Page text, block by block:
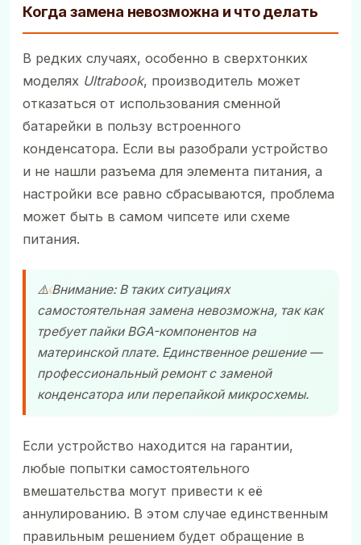
Когда замена невозможна и что делать
В редких случаях, особенно в сверхтонких
моделях Ultrabook, производитель может
отказаться от использования сменной
батарейки в пользу встроенного
конденсатора. Если вы разобрали устройство
и не нашли разъема для элемента питания, а
настройки все равно сбрасываются, проблема
может быть в самом чипсете или схеме
питания.
⚠️ Внимание: В таких ситуациях
самостоятельная замена невозможна, так как
требует пайки BGA-компонентов на
материнской плате. Единственное решение —
профессиональный ремонт с заменой
конденсатора или перепайкой микросхемы.
Если устройство находится на гарантии,
любые попытки самостоятельного
вмешательства могут привести к её
аннулированию. В этом случае единственным
правильным решением будет обращение в